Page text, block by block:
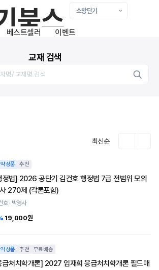
베스트셀러 이벤트
교재 검색
최신순
상품 추천
정법] 2026 공단기 김건호 행정법 7급 전범위 모의
270제 (각론포함)
호 · 박영사
19,000원
상품 추천 무료배송
급처치학개론] 2027 임재희 응급처치학개론 필드매